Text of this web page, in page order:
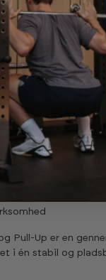
er tilpasset
indad eller udad.
virksomhedsmiljøer.
håndtag
greb
Pull-Up er en
i én stabil og